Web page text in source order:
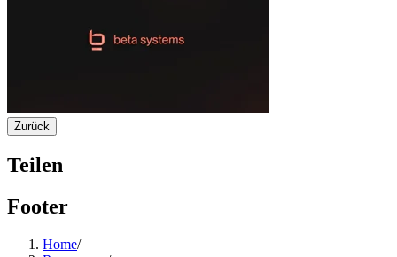
Zurück
Teilen
Footer
Home/